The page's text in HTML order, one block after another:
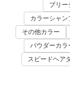
ブリー
カラーシャン
その他カラー
パウダーカラ
スピードヘア